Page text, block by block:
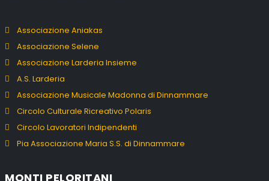
Associazione Aniakas
Associazione Selene
Associazione Larderia Insieme
A.S. Larderia
Associazione Musicale Madonna di Dinnammare
Circolo Culturale Ricreativo Polaris
Circolo Lavoratori Indipendenti
Pia Associazione Maria S.S. di Dinnammare
MONTI PELORITANI